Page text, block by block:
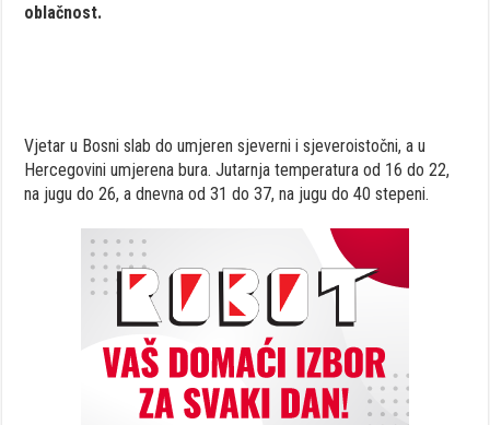
oblačnost.
Vjetar u Bosni slab do umjeren sjeverni i sjeveroistočni, a u
Hercegovini umjerena bura. Jutarnja temperatura od 16 do 22,
na jugu do 26, a dnevna od 31 do 37, na jugu do 40 stepeni.